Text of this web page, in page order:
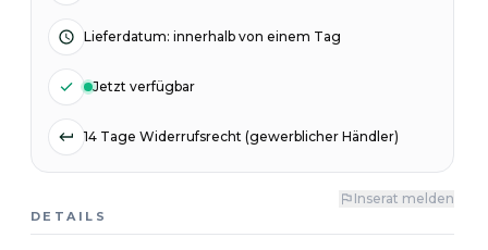
Lieferdatum: innerhalb von einem Tag
Jetzt verfügbar
14 Tage Widerrufsrecht (gewerblicher Händler)
Inserat melden
DETAILS